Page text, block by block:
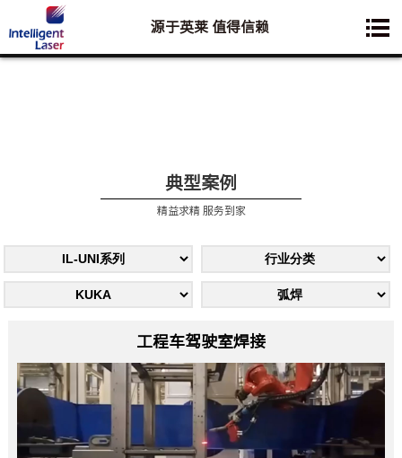
您想要了解的业务是:
源于英莱 值得信赖
典型案例
精益求精 服务到家
工程车驾驶室焊接